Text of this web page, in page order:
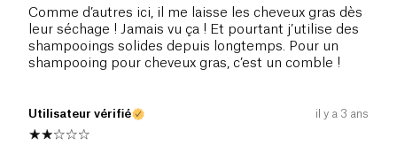
Comme d’autres ici, il me laisse les cheveux gras dès
leur séchage ! Jamais vu ça ! Et pourtant j’utilise des
shampooings solides depuis longtemps. Pour un
shampooing pour cheveux gras, c’est un comble !
Utilisateur vérifié il y a 3 ans